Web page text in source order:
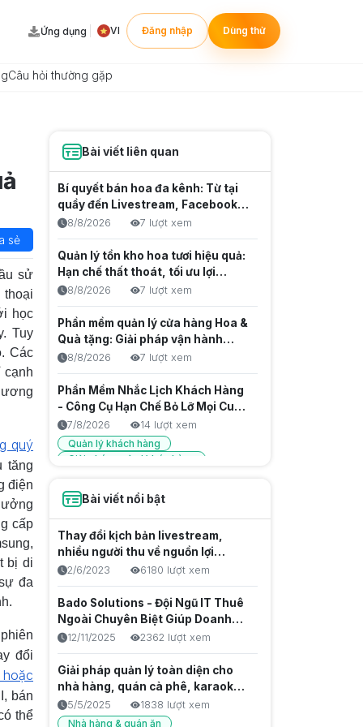
Ứng dụng VI Đăng nhập Dùng thử
Câu hỏi thường gặp
sẻ
sử
thoại
học
Tuy
Các
cạnh
quý
tăng
điện
cấp
bị di
đa
đổi
bán
thể
Bài viết liên quan
Bí quyết bán hoa đa kênh: Từ tại
quầy đến Livestream, Facebook,
Zalo
8/8/2026 7 lượt xem
Quản lý tồn kho hoa tươi hiệu quả:
Hạn chế thất thoát, tối ưu lợi
nhuận
8/8/2026 7 lượt xem
Phần mềm quản lý cửa hàng Hoa &
Quà tặng: Giải pháp vận hành
chuyên nghiệp
8/8/2026 7 lượt xem
Phần Mềm Nhắc Lịch Khách Hàng
- Công Cụ Hạn Chế Bỏ Lỡ Mọi Cuộc
Hẹn7/8/2026
14 lượt xem
Quản lý khách hàng
Giải pháp quản lý bán hàng
Phân Quyền Nhân Viên Thu Ngân
Toán
7/8/2026
10 lượt xem
Quản lý nhân viên
Giải pháp quản lý bán hàng
Phân Quyền Nhân Viên Kho - Giải
Pháp Quản Lý Hàng Hóa Chặt Chẽ
7/8/2026
15 lượt xem
Quản lý nhân viên
Phần mềm quản lý bán hàng
Giải pháp quản lý bán hàng
Bài viết nổi bật
Thay đổi kịch bản livestream,
nhiều người thu về nguồn lợi
nhuận khủng
2/6/2023 6180 lượt xem
Bado Solutions - Đội Ngũ IT Thuê
Ngoài Chuyên Biệt Giúp Doanh
Nghiệp Tăng Tốc Sản Phẩm Số
12/11/2025 2362 lượt xem
Giải pháp quản lý toàn diện cho
nhà hàng, quán cà phê, karaoke &
club billiards
5/5/2025
1838 lượt xem
Nhà hàng & quán ăn